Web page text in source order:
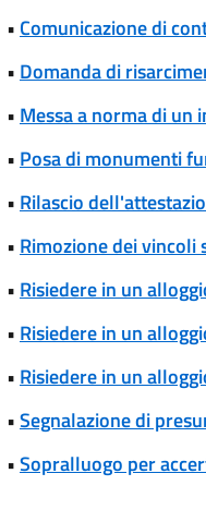
• Comunicazione di
• Domanda di
• Messa a norma di un
• Posa di monumenti
• Rilascio
• Rimozione dei vincoli
• Risiedere in un
• Risiedere in un
• Risiedere in un
•Segnalazione di
•Sopralluogo per